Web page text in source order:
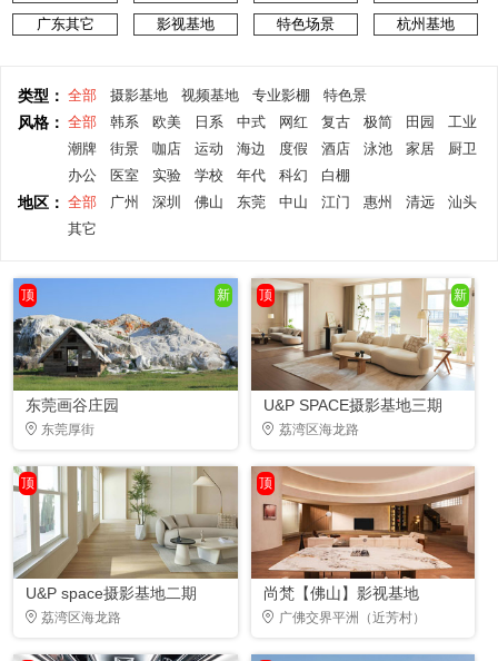
广东其它
影视基地 特色场景 杭州基地
类型： 全部 摄影基地 视频基地 专业影棚 特色景
风格： 全部 韩系 欧美 日系 中式 网红 复古 极简 田园
工业
潮牌
街景 咖店 运动 海边 度假 酒店 泳池 家居
厨卫
办公
医室 实验 学校 年代 科幻 白棚
地区： 全部 广州 深圳 佛山 东莞 中山 江门 惠州 清远
汕头
其它
新
顶
东莞画谷庄园
东莞厚街
新
顶
U&P SPACE摄影基地三期
荔湾区海龙路
顶
U&P space摄影基地二期
荔湾区海龙路
顶
尚梵【佛山】影视基地
广佛交界平洲（近芳村）